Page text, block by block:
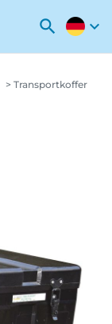
search expand_more
Transportkoffer